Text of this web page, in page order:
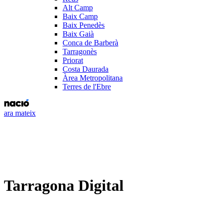
Alt Camp
Baix Camp
Baix Penedès
Baix Gaià
Conca de Barberà
Tarragonès
Priorat
Costa Daurada
Àrea Metropolitana
Terres de l'Ebre
ara mateix
Tarragona Digital